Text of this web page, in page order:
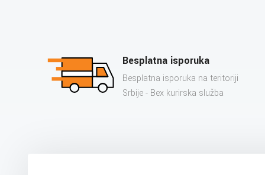
Besplatna isporuka
Besplatna isporuka na teritoriji
Srbije - Bex kurirska služba